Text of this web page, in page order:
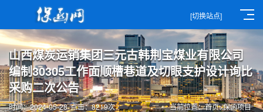
[切换站点]
山西煤炭运销集团三元古韩荆宝煤业有限公司
编制30305工作面顺槽巷道及切眼支护设计询比
采购二次公告
当前位置：首页>保函项目
时间：2024-05-28 点击：8219次